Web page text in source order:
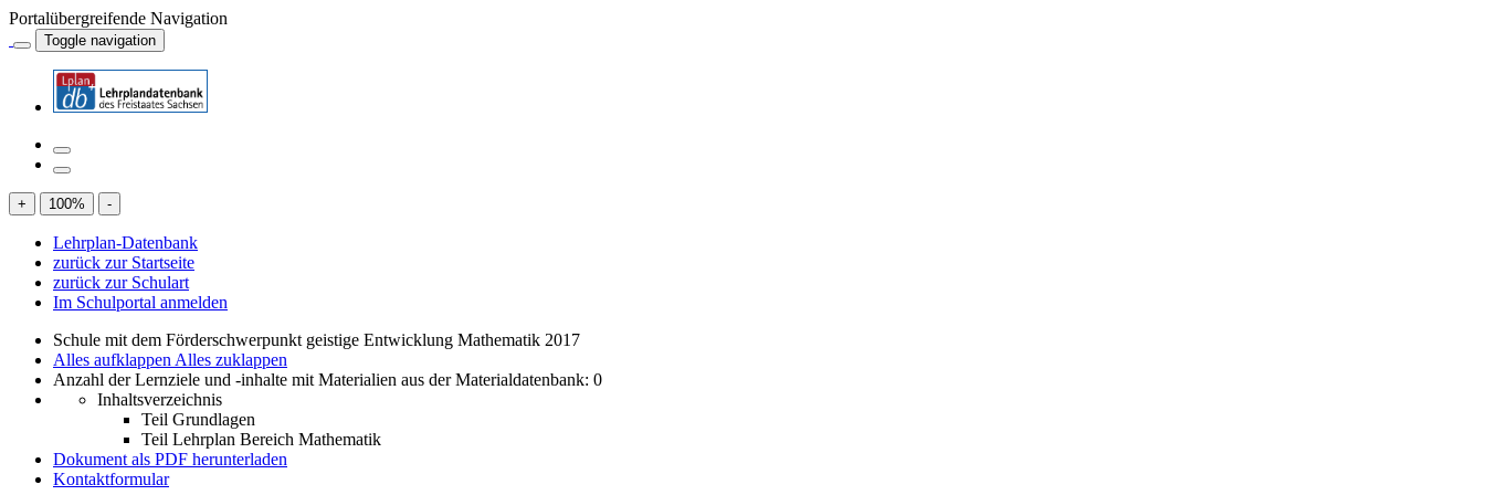
Portalübergreifende Navigation
Toggle navigation
+ 100% -
Lehrplan-Datenbank
zurück zur Startseite
zurück zur Schulart
Im Schulportal anmelden
Schule mit dem Förderschwerpunkt geistige Entwicklung Mathematik 2017
Alles aufklappen Alles zuklappen
Anzahl der Lernziele und -inhalte mit Materialien aus der Materialdatenbank: 0
Inhaltsverzeichnis
Teil Grundlagen
Teil Lehrplan Bereich Mathematik
Dokument als PDF herunterladen
Kontaktformular